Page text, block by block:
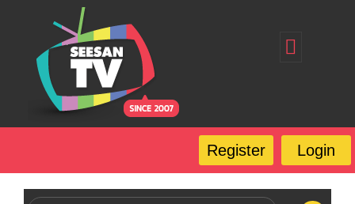
Register
Login
Forgot Password
FAQ
Login
Register